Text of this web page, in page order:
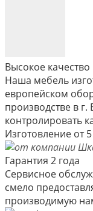
Высокое качество
Наша мебель
европейском
производстве в
контролировать
Изготовление от
Гарантия 2 года
Сервисное
смело
производимую